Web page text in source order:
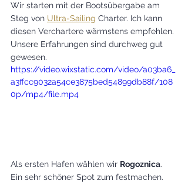
Wir starten mit der Bootsübergabe am
Steg von Ultra-Sailing Charter. Ich kann
diesen Verchartere wärmstens empfehlen.
Unsere Erfahrungen sind durchweg gut
gewesen.
https://video.wixstatic.com/video/a03ba6_
a3ffcc9032a54ce3875bed54899db88f/108
0p/mp4/file.mp4
Als ersten Hafen wählen wir Rogoznica.
Ein sehr schöner Spot zum festmachen.